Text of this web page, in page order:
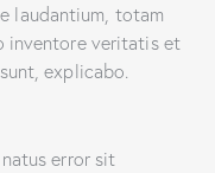
laudantium, totam
inventore veritatis et
explicabo.
error sit